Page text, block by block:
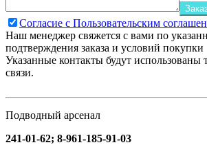
Согласие с Пользовательским
Наш менеджер свяжется с вами по
подтверждения заказа и условий покупки
Указанные контакты будут использованы
связи.
Подводный арсенал
241-01-62; 8-961-185-91-03